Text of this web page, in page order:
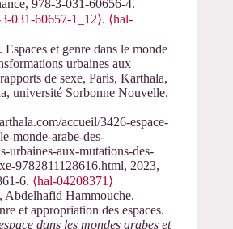
978-3-031-60656-4.
031-60657-1_12⟩. ⟨hal-
et genre dans le monde
urbaines aux
de sexe, Paris, Karthala,
université Sorbonne Nouvelle.
accueil/3426-espace-
monde-arabe-des-
urbaines-aux-mutations-des-
9782811128616.html, 2023,
6. ⟨hal-04208371⟩
Abdelhafid Hammouche.
et appropriation des espaces.
dans les mondes arabes et